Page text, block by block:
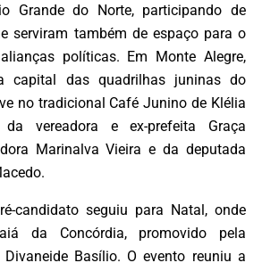
Grande do Norte, participando de
serviram também de espaço para o
políticas. Em Monte Alegre,
capital das quadrilhas juninas do
no tradicional Café Junino de Klélia
vereadora e ex-prefeita Graça
Marinalva Vieira e da deputada
candidato seguiu para Natal, onde
da Concórdia, promovido pela
Basílio. O evento reuniu a